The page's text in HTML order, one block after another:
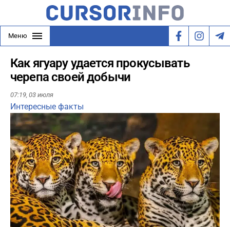
Меню
Как ягуару удается прокусывать
черепа своей добычи
07:19, 03 июля
Интересные факты